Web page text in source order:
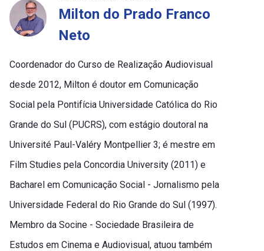
Milton do Prado Franco
Neto
Coordenador do Curso de Realização Audiovisual
desde 2012, Milton é doutor em Comunicação
Social pela Pontifícia Universidade Católica do Rio
Grande do Sul (PUCRS), com estágio doutoral na
Université Paul-Valéry Montpellier 3; é mestre em
Film Studies pela Concordia University (2011) e
Bacharel em Comunicação Social - Jornalismo pela
Universidade Federal do Rio Grande do Sul (1997).
Membro da Socine - Sociedade Brasileira de
Estudos em Cinema e Audiovisual, atuou também